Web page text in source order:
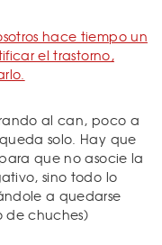
hace tiempo un
el trastorno,
al can, poco a
solo. Hay que
que no asocie la
sino todo lo
a quedarse
de chuches)